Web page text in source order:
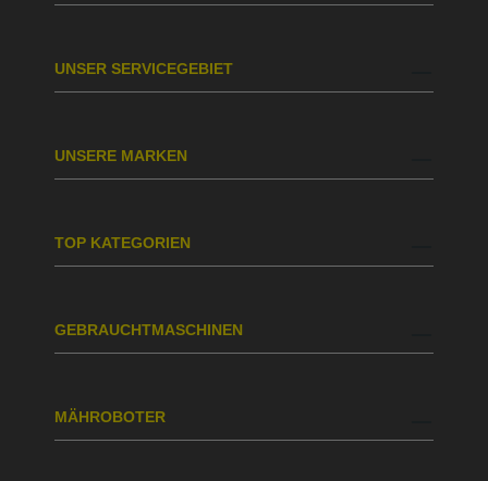
UNSER SERVICEGEBIET
UNSERE MARKEN
TOP KATEGORIEN
GEBRAUCHTMASCHINEN
MÄHROBOTER